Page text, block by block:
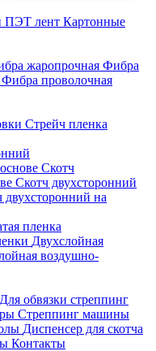
ПЭТ лент Картонные
жаропрочная Фибра
Фибра проволочная
Стрейч пленка
Скотч
Скотч двухсторонний
двухсторонний на
пленка
Двухслойная
воздушно-
Для обвязки стреппинг
Стреппинг машины
Диспенсер для скотча
Контакты